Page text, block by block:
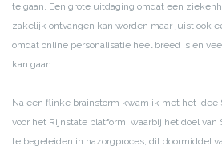
te gaan. Een grote uitdaging omdat een
zakelijk ontvangen kan worden maar juist ook
omdat online personalisatie heel breed is en
kan gaan.
Na een flinke brainstorm kwam ik met het idee
voor het Rijnstate platform, waarbij het doel
te begeleiden in nazorgproces, dit doormiddel